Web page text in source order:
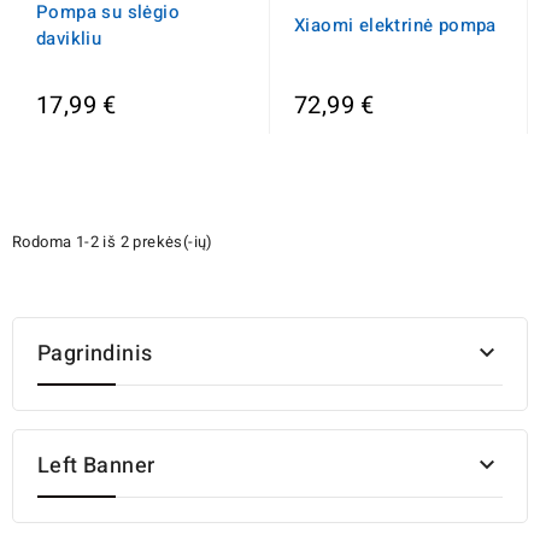
Pompa su slėgio
davikliu
17,99 €
Xiaomi elektrinė pompa
72,99 €
Rodoma 1-2 iš 2 prekės(-ių)
Pagrindinis 
Left Banner 